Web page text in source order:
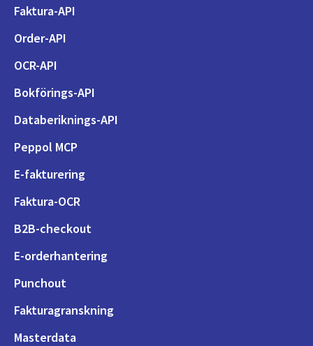
Faktura-API
Order-API
OCR-API
Bokförings-API
Databeriknings-API
Peppol MCP
E-fakturering
Faktura-OCR
B2B-checkout
E-orderhantering
Punchout
Fakturagranskning
Masterdata